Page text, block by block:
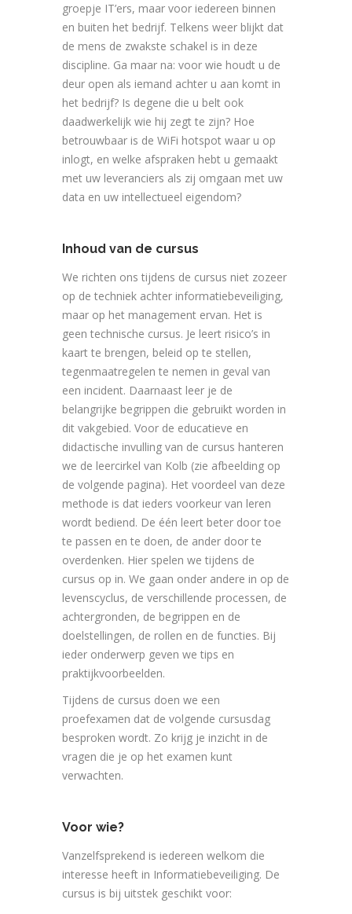
groepje IT’ers, maar voor iedereen binnen
en buiten het bedrijf. Telkens weer blijkt dat
de mens de zwakste schakel is in deze
discipline. Ga maar na: voor wie houdt u de
deur open als iemand achter u aan komt in
het bedrijf? Is degene die u belt ook
daadwerkelijk wie hij zegt te zijn? Hoe
betrouwbaar is de WiFi hotspot waar u op
inlogt, en welke afspraken hebt u gemaakt
met uw leveranciers als zij omgaan met uw
data en uw intellectueel eigendom?
Inhoud van de cursus
We richten ons tijdens de cursus niet zozeer
op de techniek achter informatiebeveiliging,
maar op het management ervan. Het is
geen technische cursus. Je leert risico’s in
kaart te brengen, beleid op te stellen,
tegenmaatregelen te nemen in geval van
een incident. Daarnaast leer je de
belangrijke begrippen die gebruikt worden in
dit vakgebied. Voor de educatieve en
didactische invulling van de cursus hanteren
we de leercirkel van Kolb (zie afbeelding op
de volgende pagina). Het voordeel van deze
methode is dat ieders voorkeur van leren
wordt bediend. De één leert beter door toe
te passen en te doen, de ander door te
overdenken. Hier spelen we tijdens de
cursus op in. We gaan onder andere in op de
levenscyclus, de verschillende processen, de
achtergronden, de begrippen en de
doelstellingen, de rollen en de functies. Bij
ieder onderwerp geven we tips en
praktijkvoorbeelden.
Tijdens de cursus doen we een
proefexamen dat de volgende cursusdag
besproken wordt. Zo krijg je inzicht in de
vragen die je op het examen kunt
verwachten.
Voor wie?
Vanzelfsprekend is iedereen welkom die
interesse heeft in Informatiebeveiliging. De
cursus is bij uitstek geschikt voor: